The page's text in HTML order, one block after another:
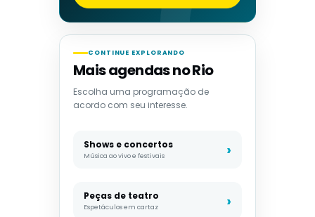
CONTINUE EXPLORANDO
Mais agendas no Rio
Escolha uma programação de
acordo com seu interesse.
Shows e concertos
Música ao vivo e festivais
Peças de teatro
Espetáculos em cartaz